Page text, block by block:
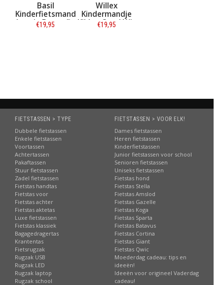
Basil
Kinderfietsmand
Jasmin Butterfly
Wit
€19,95
Willex
Kindermandje
Kikker Staal Wit
€19,95
FIETSTASSEN > TYPE
Dubbele fietstassen
Enkele fietstassen
Voortassen
Achtertassen
Pakaftassen
Stuur fietstassen
Zadel fietstassen
Fietstas handtas
Fietstas voor
Fietstas achter
Fietstas aktetas
Luxe fietstassen
Fietstas klassiek
Bagagedragertas
Krantentas
Fietsrugzak
Rugzak USB
Rugzak LED
Rugzak laptop
Rugzak school
FIETSTASSEN > VOOR ELK!
Dames fietstassen
Heren fietstassen
Kinderfietstassen
Junior fietstassen voor school
Senioren fietstassen
Uniseks fietstassen
Fietstas hond
Fietstas Stella
Fietstas Amslod
Fietstas Gazelle
Fietstas Koga
Fietstas Sparta
Fietstas Batavus
Fietstas Cortina
Fietstas Giant
Fietstas Qwic
Moederdag cadeau: tips en
ideeën!
Ideeën voor origineel Vaderdag
cadeau!